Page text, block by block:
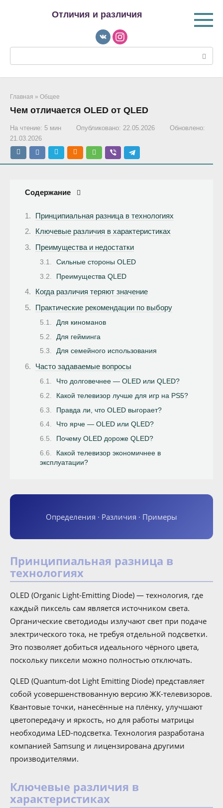
Отличия и различия
Главная » Общее
Чем отличается OLED от QLED
На чтение: 5 мин Опубликовано: 22.05.2026
Обновлено:
21.03.2026
Содержание
Принципиальная разница в технологиях
Ключевые различия в характеристиках
Преимущества и недостатки
Сильные стороны OLED
Преимущества QLED
Когда различия теряют значение
Практические рекомендации по выбору
Для киноманов
Для гейминга
Для семейного использования
Часто задаваемые вопросы
Что долговечнее — OLED или QLED?
Какой телевизор лучше для игр на PS5?
Правда ли, что OLED выгорает?
Что ярче — OLED или QLED?
Почему OLED дороже QLED?
Какой телевизор экономичнее в
эксплуатации?
Определения · Различия · Примеры
Принципиальная разница в
технологиях
OLED (Organic Light-Emitting Diode) — технология, где
каждый пиксель сам является источником света.
Органические светодиоды излучают свет при подаче
электрического тока, не требуя отдельной подсветки.
Это позволяет добиться идеального чёрного цвета,
поскольку пиксели можно полностью отключать.
QLED (Quantum-dot Light Emitting Diode) представляет
собой усовершенствованную версию ЖК-телевизоров.
Квантовые точки, нанесённые на плёнку, улучшают
цветопередачу и яркость, но для работы матрицы
необходима LED-подсветка. Технология разработана
компанией Samsung и лицензирована другими
производителями.
Ключевые различия в
характеристиках